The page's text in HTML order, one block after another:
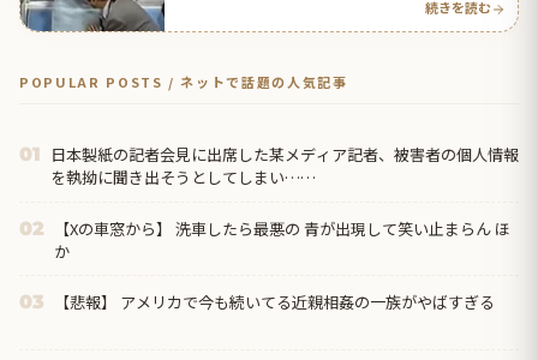
続きを読む
POPULAR POSTS / ネットで話題の人気記事
01
日本製紙の記者会見に出席した某メディア記者、被害者の個人情報
を執拗に聞き出そうとしてしまい……
02
【Xの車窓から】 洗車したら最悪の 青が出現して笑い止まらん ほ
か
03 【悲報】 アメリカで今も続いてる近親相姦の一族がやばすぎる